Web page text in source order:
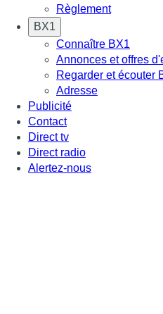
Règlement
BX1
Connaître BX1
Annonces et offres
Regarder et écouter
Adresse
Publicité
Contact
Direct tv
Direct radio
Alertez-nous